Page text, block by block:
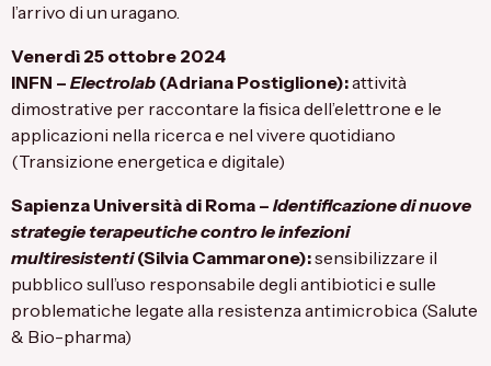
l’arrivo di un uragano.
Venerdì 25 ottobre 2024
INFN – Electrolab (Adriana Postiglione):attività
dimostrative per raccontare la fisica dell’elettrone e le
applicazioni nella ricerca e nel vivere quotidiano
(Transizione energetica e digitale)
Sapienza Università di Roma – Identificazione di nuove
strategie terapeutiche contro le infezioni
multiresistenti(Silvia Cammarone):sensibilizzare il
pubblico sull’uso responsabile degli antibiotici e sulle
problematiche legate alla resistenza antimicrobica (Salute
& Bio-pharma)